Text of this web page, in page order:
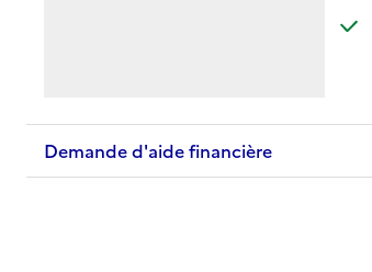
Demande d'aide financière